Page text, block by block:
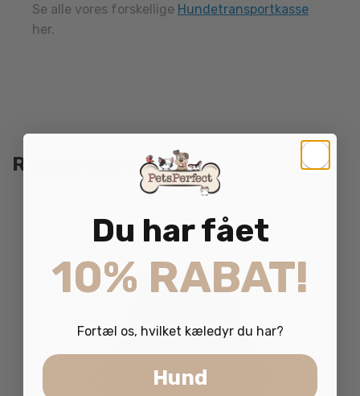
Se alle vores forskellige Hundetransportkasse
her.
Relaterede varer
Du har fået
10% RABAT!
Fortæl os, hvilket kæledyr du har?
Hund